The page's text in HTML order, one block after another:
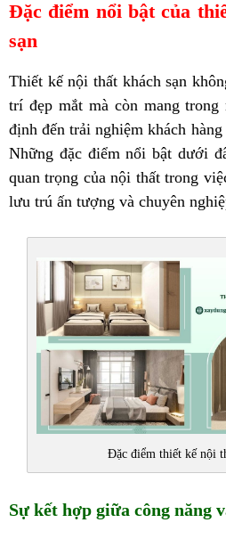
Đặc điểm nổi bật của
sạn
Thiết kế nội thất khách sạn
trí đẹp mắt mà còn mang
định đến trải nghiệm khách
Những đặc điểm nổi bật dưới
quan trọng của nội thất trong
lưu trú ấn tượng và chuyên
Đặc điểm thiết kế nội
Sự kết hợp giữa công năng